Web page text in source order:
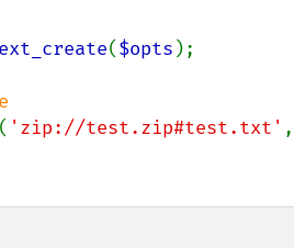
($opts );
( 'zip://test.zip#test.txt' ,